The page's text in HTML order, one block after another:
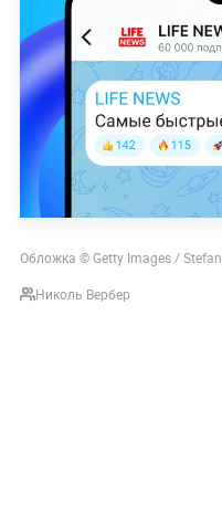
Обложка © Getty Images /
Николь Вербер